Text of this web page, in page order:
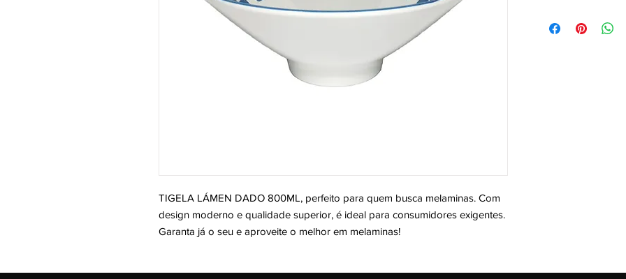
TIGELA LÁMEN DADO 800ML, perfeito para quem busca melaminas. Com
design moderno e qualidade superior, é ideal para consumidores exigentes.
Garanta já o seu e aproveite o melhor em melaminas!